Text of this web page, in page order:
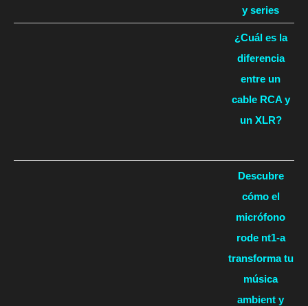
y series
¿Cuál es la
diferencia
entre un
cable RCA y
un XLR?
Descubre
cómo el
micrófono
rode nt1-a
transforma tu
música
ambient y